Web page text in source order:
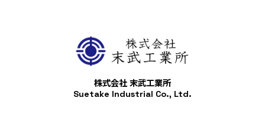
株式会社 末武工業所
Suetake Industrial Co., Ltd.